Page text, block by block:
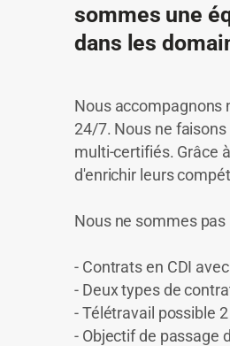
sommes une
dans les
Nous accompagnons
24/7. Nous ne
multi-certifiés. Grâce
d'enrichir leurs
Nous ne sommes
- Contrats en CDI
- Deux types de
- Télétravail possible
- Objectif de passage